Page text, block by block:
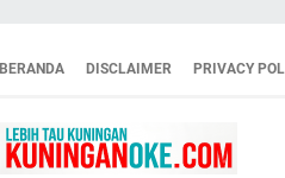
BERANDA DISCLAIMER PRIVACY